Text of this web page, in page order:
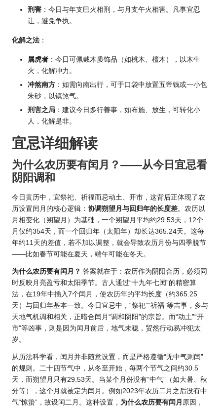
刑害 ：今日与年支巳火相刑，与月支午火相害。凡事宜忍
让，避免争执。
化解之法 ：
属虎者 ：今日可佩戴木质饰品（如桃木、檀木），以木生
火，化解冲力。
冲煞南方 ：如需向南出行，可于口袋中放置五帝钱或一小包
朱砂，以镇煞气。
刑害之局 ：建议今日多行善事，如布施、放生，可转化小
人，化解是非。
宜忌详细解读
为什么农历要有闰月？——从今日宜忌看
阴阳调和
今日黄历中，宜祭祀、祈福而忌动土、开市，这背后正体现了 农
历设置闰月 的核心逻辑： 协调朔望月与回归年的长度差。农历以
月相变化（朔望月）为基础，一个朔望月平均约29.53天，12个
月仅约354天，而一个回归年（太阳年）却长达365.24天。这每
年约11天的差值，若不加以调整，就会导致农历月份与四季脱节
——比如春节可能在夏天，端午可能在冬天。
为什么农历要有闰月？ 答案就在于：农历作为阴阳合历，必须同
时反映月亮盈亏和太阳季节。古人通过“十九年七闰”的精密算
法，在19年中插入7个闰月，使农历年的平均长度（约365.25
天）与回归年基本一致。今日宜忌中，“祭祀”“祈福”等吉事，多与
天地气机调和相关，正暗合闰月“调和阴阳”的宗旨。而“动土”“开
市”等凶事，则是因为闰月前后，地气未稳，贸然行动易冲犯太
岁。
从历法科学看，闰月并非随意设置，而是严格遵循“无中气则闰”
的规则。二十四节气中，从冬至开始，每两个节气之间约30.5
天，而朔望月只有29.53天。当某个月份没有“中气”（如大暑、秋
分等），这个月就被定为闰月。例如2023年农历二月之后没有中
气“惊蛰”，故设闰二月。这种设置， 为什么农历要有闰月 原因，